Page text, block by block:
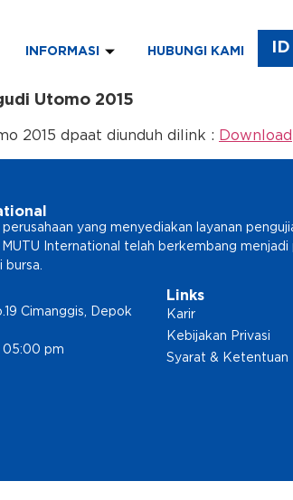
INFORMASI HUBUNGI KAMI ID
EN
Utomo 2015
2015 dpaat diunduh dilink : Download
yang menyediakan layanan
MUTU International telah berkembang
bursa.
Cimanggis, Depok
05:00 pm
Links
Karir
Kebijakan Privasi
Syarat & Ketentuan